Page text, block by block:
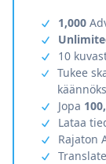
1,000
10
Tukee
Jopa
Lataa
Rajaton